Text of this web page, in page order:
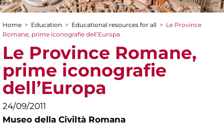
You are here
Home > Education > Educational resources for all > Le Province
Romane, prime iconografie dell’Europa
Le Province Romane,
prime iconografie
dell’Europa
24/09/2011
Museo della Civiltà Romana